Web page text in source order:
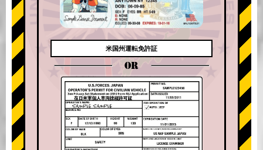
米国州運転免許証
OR